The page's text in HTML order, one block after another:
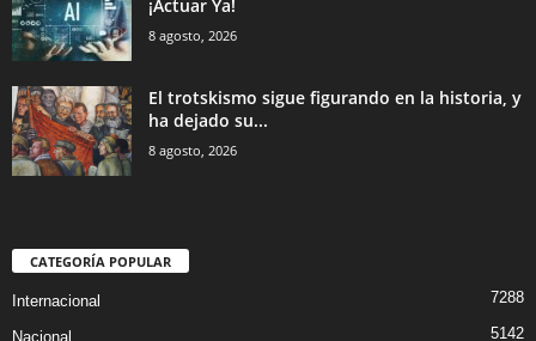
¡Actuar Ya!
8 agosto, 2026
El trotskismo sigue figurando en la historia, y
ha dejado su...
8 agosto, 2026
CATEGORÍA POPULAR
Internacional 7288
Nacional 5142